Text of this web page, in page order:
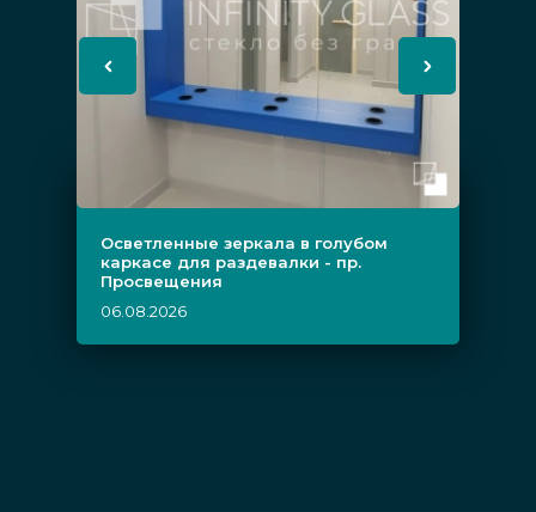
Осветленные зеркала в голубом
каркасе для раздевалки - пр.
Просвещения
06.08.2026